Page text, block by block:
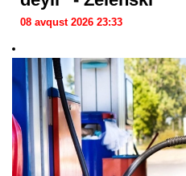
08 avqust 2026 23:33